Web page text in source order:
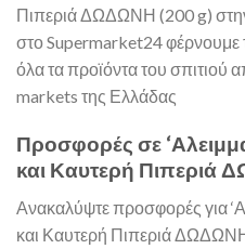
Πιπεριά ΔΩΔΩΝΗ (200 g)
στο Supermarket24 φέρνουμε
όλα τα προϊόντα του σπιτιού
markets της Ελλάδας
Προσφορές σε
και Καυτερή Πιπεριά
Ανακαλύψτε προσφορές για
και Καυτερή Πιπεριά